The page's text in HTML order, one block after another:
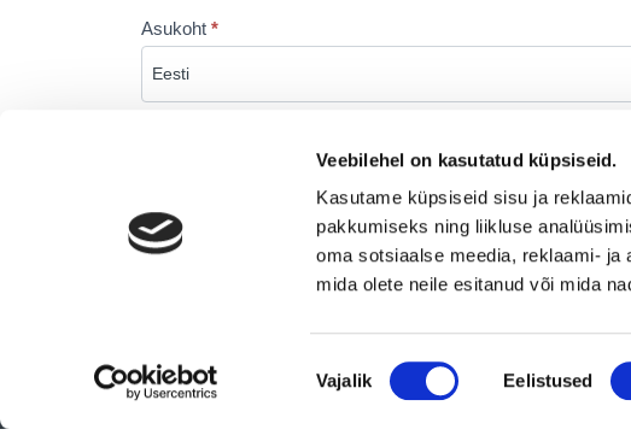
Veebilehel on kasutatud küpsiseid.
Kasutame küpsiseid sisu ja
pakkumiseks ning liikluse
oma sotsiaalse meedia, reklaami- ja
mida olete neile esitanud või mida
Nõusoleku
valik
Vajalik Eelistused
Asukoht *